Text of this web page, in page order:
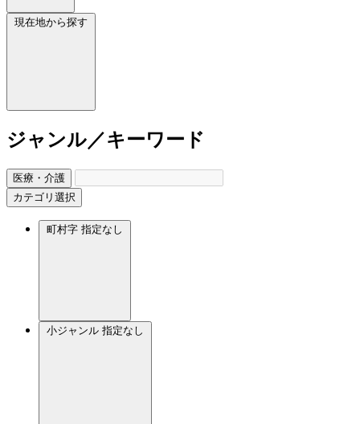
現在地から探す
ジャンル／キーワード
医療・介護
カテゴリ選択
町村字 指定なし
小ジャンル 指定なし